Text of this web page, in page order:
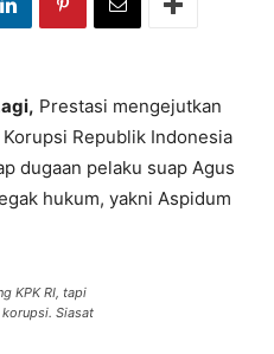
Prestasi mengejutkan
Republik Indonesia
dugaan pelaku suap Agus
hukum, yakni Aspidum
KPK RI, tapi
Siasat